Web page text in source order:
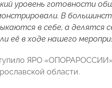
уровень готовности
В
в себе, а делятся
её в ходе нашего
ЯРО
области.